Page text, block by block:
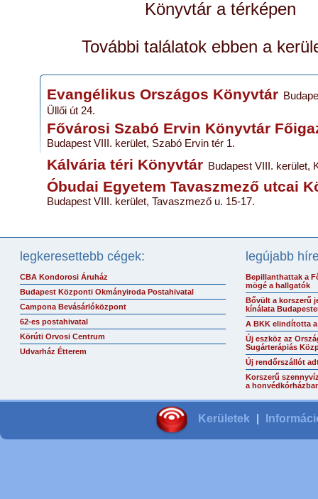
További találatok ebben a
Evangélikus Országos Könyvtár
Üllői út 24.
Fővárosi Szabó Ervin Könyvtár
Budapest VIII. kerület, Szabó Ervin tér 1.
Kálvária téri Könyvtár Budapest VIII. kerület,
Óbudai Egyetem Tavaszmező utcai
Budapest VIII. kerület, Tavaszmező u. 15-17.
legkeresettebb cégek:
CBA Kondorosi Áruház
Budapest Központi Okmányiroda Postahivatal
Campona Bevásárlóközpont
62-es postahivatal
Körúti Orvosi Centrum
Udvarház Étterem
legújabb
Bepillanthattak a
mögé a hallgatók
Bővült a korszerű
kínálata
A BKK elindította
Új eszköz az
Sugárterápiás
Új rendőrszállót
Korszerű
a
Kerületek